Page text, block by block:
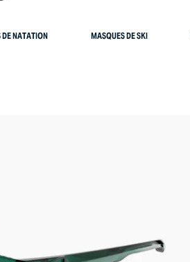
DE NATATION MASQUES DE SKI